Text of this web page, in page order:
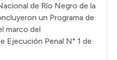
de Río Negro de la
un Programa de
marco del
Ejecución Penal N° 1 de